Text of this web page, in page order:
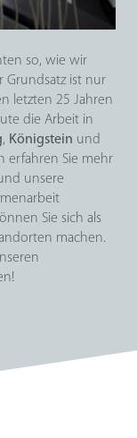
so, wie wir
Grundsatz ist nur
letzten 25 Jahren
die Arbeit in
, Königstein und
erfahren Sie mehr
unsere
Sie sich als
machen.